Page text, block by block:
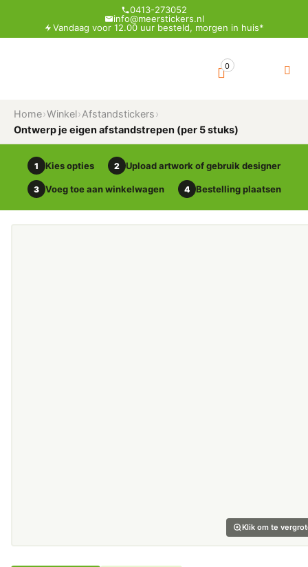
0413-273052
info@meerstickers.nl
Vandaag voor 12.00 uur besteld, morgen in huis*
0
Home›Winkel›Afstandstickers›
Ontwerp je eigen afstandstrepen (per 5 stuks)
1 Kies opties 2 Upload artwork of gebruik designer
3 Voeg toe aan winkelwagen 4 Bestelling plaatsen
Klik om te